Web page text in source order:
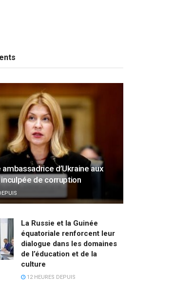
ambassadrice d’Ukraine aux
de corruption
La Russie et la Guinée
équatoriale renforcent leur
dialogue dans les domaines
de l’éducation et de la
culture
12 HEURES DEPUIS